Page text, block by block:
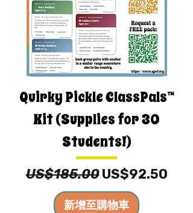
Quirky Pickle ClassPals™
Kit (Supplies for 30
Students!)
一般價格
US$185.00 促銷價格
US$92.50
新增至購物車